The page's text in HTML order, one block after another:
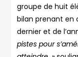
groupe de huit
bilan prenant en
dernier et de
pistes pour